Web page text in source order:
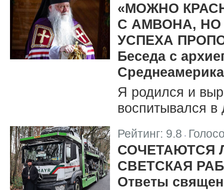
«МОЖНО
С АМВОНА, НО
УСПЕХА
Беседа с
Я родился и
воспитывался
Рейтинг: 9.8 |
СОЧЕТАЮТСЯ
СВЕТСКАЯ
Ответы